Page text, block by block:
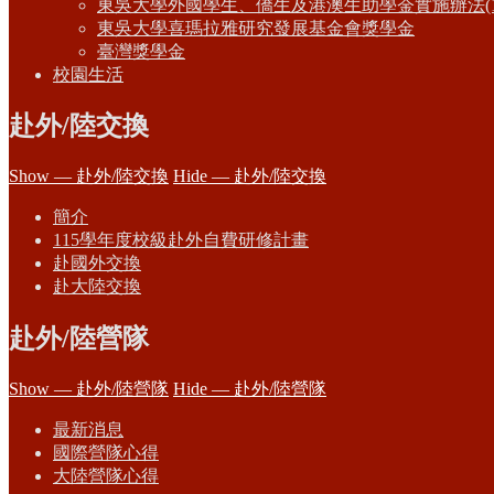
東吳大學外國學生、僑生及港澳生助學金實施辦法
東吳大學喜瑪拉雅研究發展基金會獎學金
臺灣獎學金
校園生活
赴外/陸交換
Show — 赴外/陸交換 Hide — 赴外/陸交換
簡介
115學年度校級赴外自費研修計畫
赴國外交換
赴大陸交換
赴外/陸營隊
Show — 赴外/陸營隊 Hide — 赴外/陸營隊
最新消息
國際營隊心得
大陸營隊心得